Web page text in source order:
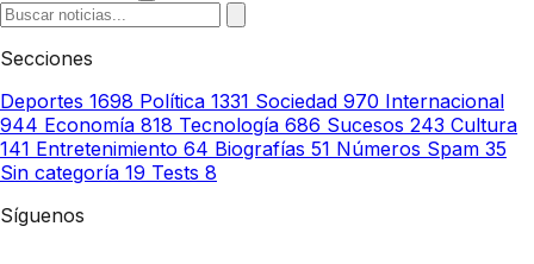
Secciones
Deportes 1698 Política 1331 Sociedad 970 Internacional
944 Economía 818 Tecnología 686 Sucesos 243 Cultura
141 Entretenimiento 64 Biografías 51 Números Spam 35
Sin categoría 19 Tests 8
Síguenos